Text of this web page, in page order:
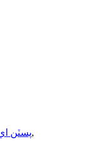
پسٽن,